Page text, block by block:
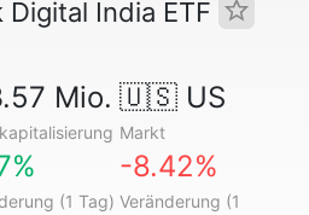
Digital India ETF
Mio. 🇺🇸 US
Markt
(1 Tag)
-8.42%
Veränderung (1